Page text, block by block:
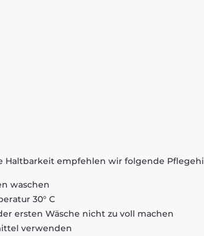
Haltbarkeit empfehlen wir folgende
waschen
30° C
ersten Wäsche nicht zu voll machen
verwenden